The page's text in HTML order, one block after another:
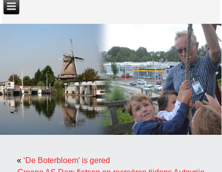
« ‘De Boterbloem’ is gered